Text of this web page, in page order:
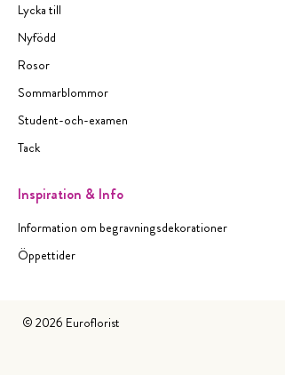
Lycka till
Nyfödd
Rosor
Sommarblommor
Student-och-examen
Tack
Inspiration & Info
Information om begravningsdekorationer
Öppettider
© 2026 Euroflorist